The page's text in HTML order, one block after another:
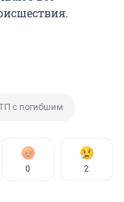
с погибшим
0 2